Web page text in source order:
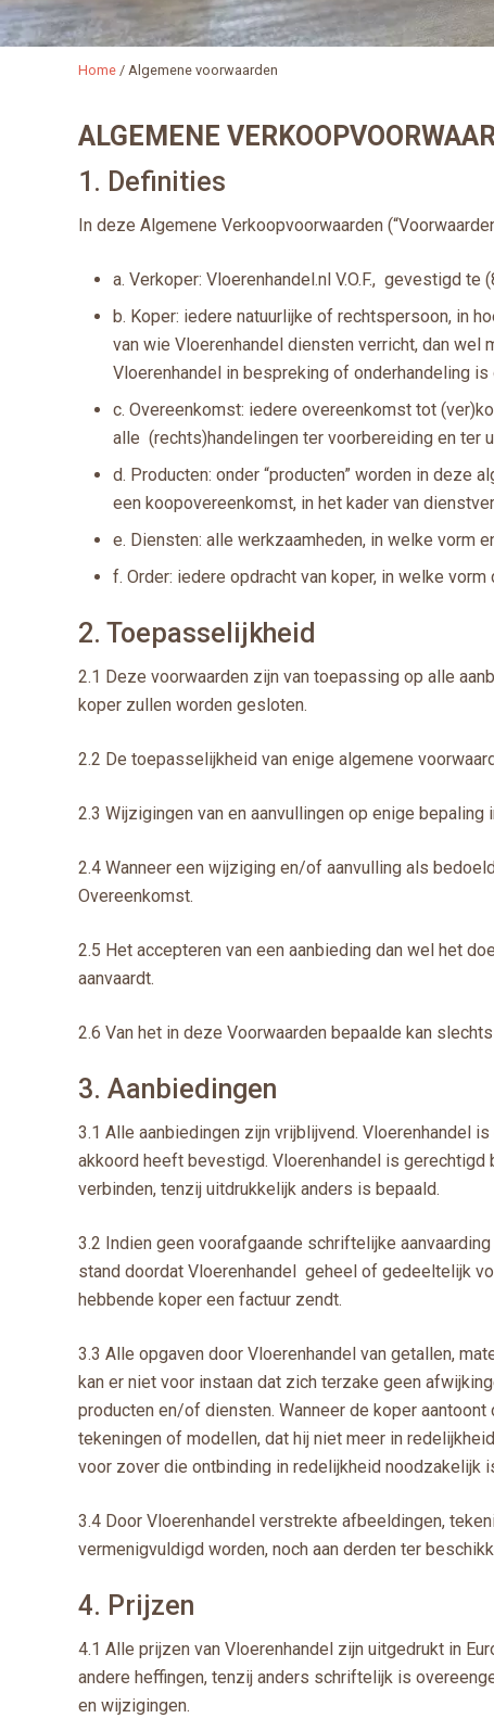
Home / Algemene voorwaarden
ALGEMENE
1. Definities
In deze Algemene Verkoopvoorwaarden
a. Verkoper: Vloerenhandel.nl V.O.F., gevestigd te
b. Koper: iedere natuurlijke of rechtspersoon, in
van wie Vloerenhandel diensten verricht, dan
Vloerenhandel in bespreking of onderhandeling
c. Overeenkomst: iedere overeenkomst tot
alle (rechts)handelingen ter voorbereiding en ter
d. Producten: onder “producten” worden in deze
een koopovereenkomst, in het kader van
e. Diensten: alle werkzaamheden, in welke vorm
f. Order: iedere opdracht van koper, in welke vorm
2. Toepasselijkheid
2.1 Deze voorwaarden zijn van toepassing op alle
koper zullen worden gesloten.
2.2 De toepasselijkheid van enige algemene
2.3 Wijzigingen van en aanvullingen op enige
2.4 Wanneer een wijziging en/of aanvulling als
Overeenkomst.
2.5 Het accepteren van een aanbieding dan wel het
aanvaardt.
2.6 Van het in deze Voorwaarden bepaalde kan
3. Aanbiedingen
3.1 Alle aanbiedingen zijn vrijblijvend. Vloerenhandel
akkoord heeft bevestigd. Vloerenhandel is
verbinden, tenzij uitdrukkelijk anders is bepaald.
3.2 Indien geen voorafgaande schriftelijke
stand doordat Vloerenhandel geheel of gedeeltelijk
hebbende koper een factuur zendt.
3.3 Alle opgaven door Vloerenhandel van getallen,
kan er niet voor instaan dat zich terzake geen
producten en/of diensten. Wanneer de koper
tekeningen of modellen, dat hij niet meer in
voor zover die ontbinding in redelijkheid noodzakelijk
3.4 Door Vloerenhandel verstrekte afbeeldingen,
vermenigvuldigd worden, noch aan derden ter
4. Prijzen
4.1 Alle prijzen van Vloerenhandel zijn uitgedrukt in
andere heffingen, tenzij anders schriftelijk is
en wijzigingen.